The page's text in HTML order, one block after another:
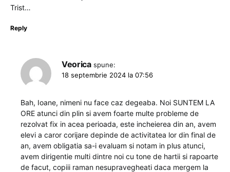
Trist…
Reply
Veorica spune:
18 septembrie 2024 la 07:56
Bah, Ioane, nimeni nu face caz degeaba. Noi SUNTEM LA
ORE atunci din plin si avem foarte multe probleme de
rezolvat fix in acea perioada, este incheierea din an, avem
elevi a caror corijare depinde de activitatea lor din final de
an, avem obligatia sa-i evaluam si notam in plus atunci,
avem dirigentie multi dintre noi cu tone de hartii si rapoarte
de facut, copiii raman nesupravegheati daca mergem la